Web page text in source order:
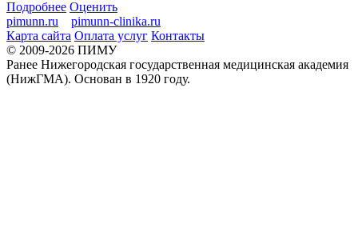
Подробнее Оценить
pimunn.ru
pimunn-clinika.ru
Карта сайта Оплата услуг Контакты
© 2009-2026 ПИМУ
Ранее Нижегородская государственная медицинская академия
(НижГМА). Основан в 1920 году.